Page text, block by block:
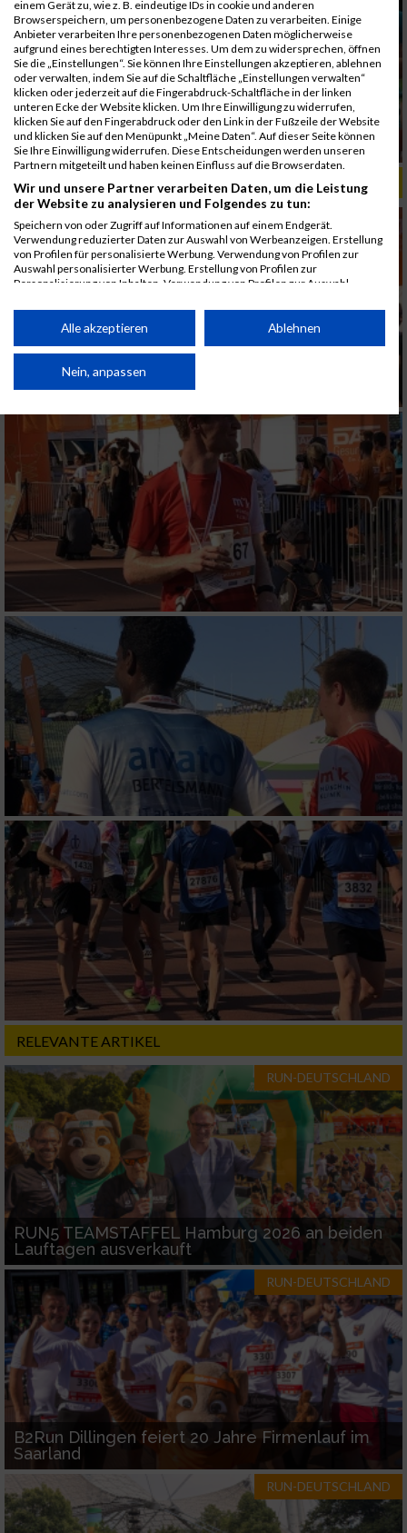
ALBUM B2RUN MÜNCHEN, B2RUN / 16.07.2019
RELEVANTE ARTIKEL
RUN-DEUTSCHLAND
RUN5 TEAMSTAFFEL Hamburg 2026 an beiden
Lauftagen ausverkauft
RUN-DEUTSCHLAND
B2Run Dillingen feiert 20 Jahre Firmenlauf im
Saarland
RUN-DEUTSCHLAND
einem Gerät zu, wie z. B. eindeutige IDs in cookie und anderen
Browserspeichern, um personenbezogene Daten zu verarbeiten. Einige
Anbieter verarbeiten Ihre personenbezogenen Daten möglicherweise
aufgrund eines berechtigten Interesses. Um dem zu widersprechen, öffnen
Sie die „Einstellungen“. Sie können Ihre Einstellungen akzeptieren, ablehnen
oder verwalten, indem Sie auf die Schaltfläche „Einstellungen verwalten“
klicken oder jederzeit auf die Fingerabdruck-Schaltfläche in der linken
unteren Ecke der Website klicken. Um Ihre Einwilligung zu widerrufen,
klicken Sie auf den Fingerabdruck oder den Link in der Fußzeile der Website
und klicken Sie auf den Menüpunkt „Meine Daten“. Auf dieser Seite können
Sie Ihre Einwilligung widerrufen. Diese Entscheidungen werden unseren
Partnern mitgeteilt und haben keinen Einfluss auf die Browserdaten.
Wir und unsere Partner verarbeiten Daten, um die Leistung
der Website zu analysieren und Folgendes zu tun:
Speichern von oder Zugriff auf Informationen auf einem Endgerät.
Verwendung reduzierter Daten zur Auswahl von Werbeanzeigen. Erstellung
von Profilen für personalisierte Werbung. Verwendung von Profilen zur
Auswahl personalisierter Werbung. Erstellung von Profilen zur
Personalisierung von Inhalten. Verwendung von Profilen zur Auswahl
Performance von Inhalten. Analyse von Zielgruppen durch Statistiken oder
Kombinationen von Daten aus verschiedenen Quellen. Entwicklung und
von Inhalten.
Daten können außerhalb der Europäischen Union weitergegeben und in die
Website/App.
Partnerliste anzeigen (1 IAB-Anbieter)
Wir nutzen Ihre Daten für folgende Zwecke:
IAB-Verarbeitungszwecke:
Speichern von oder Zugriff auf Informationen
auf einem Endgerät
Verwendung reduzierter Daten zur Auswahl
von Werbeanzeigen
Erstellung von Profilen für personalisierte
Werbung
Verwendung von Profilen zur Auswahl
personalisierter Werbung
Erstellung von Profilen zur Personalisierung
von Inhalten
Verwendung von Profilen zur Auswahl
personalisierter Inhalte
Messung der Werbeleistung
Messung der Performance von Inhalten
Analyse von Zielgruppen durch Statistiken
oder Kombinationen von Daten aus
verschiedenen Quellen
Entwicklung und Verbesserung der Angebote
Verwendung reduzierter Daten zur Auswahl
von Inhalten
IAB-Besonderheiten:
Verwendung genauer Standortdaten
Geräte anhand von aktiv angeforderten
Informationen identifizieren
Nicht-IAB-Verarbeitungszwecke:
Notwendig
Performance
Funktional
Werbung
Alle akzeptieren Ablehnen
Nein, anpassen